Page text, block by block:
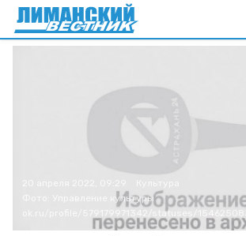
Управление культуры
ok.ru/profile/579179971342/statuses/